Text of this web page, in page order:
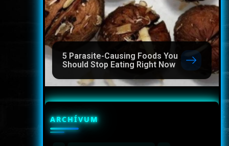
5 Parasite-Causing Foods You
Should Stop Eating Right Now
ARCHÍVUM